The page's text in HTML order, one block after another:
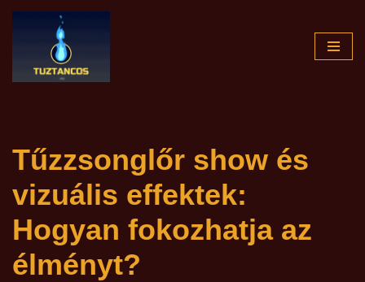
content
Tűzzsonglőr show és
vizuális effektek:
Hogyan fokozhatja az
élményt?